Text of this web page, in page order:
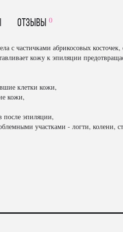
отзывы 0
с частичками абрикосовых
кожу к эпиляции
клетки кожи,
кожи,
после эпиляции,
участками - логти, колени,